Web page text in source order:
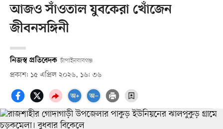
আজও সাঁওতাল যুবকেরা খোঁজেন
জীবনসঙ্গিনী
নিজস্ব প্রতিবেদক চাঁপাইনবাবগঞ্জ
প্রকাশ: ১৫ এপ্রিল ২০২৬, ১৬: ৩৬